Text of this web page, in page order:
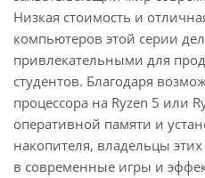
Низкая стоимость и
компьютеров этой серии
привлекательными для
студентов. Благодаря
процессора на Ryzen 5 или
оперативной памяти и
накопителя, владельцы
в современные игры и